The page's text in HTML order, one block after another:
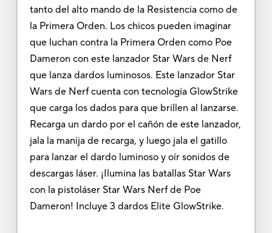
tanto del alto mando de la Resistencia como de
la Primera Orden. Los chicos pueden imaginar
que luchan contra la Primera Orden como Poe
Dameron con este lanzador Star Wars de Nerf
que lanza dardos luminosos. Este lanzador Star
Wars de Nerf cuenta con tecnología GlowStrike
que carga los dados para que brillen al lanzarse.
Recarga un dardo por el cañón de este lanzador,
jala la manija de recarga, y luego jala el gatillo
para lanzar el dardo luminoso y oír sonidos de
descargas láser. ¡Ilumina las batallas Star Wars
con la pistoláser Star Wars Nerf de Poe
Dameron! Incluye 3 dardos Elite GlowStrike.